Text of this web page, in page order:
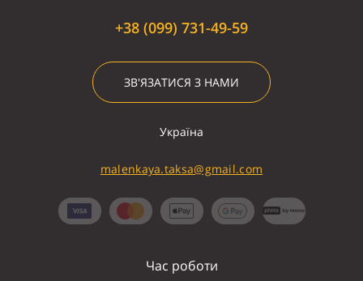
+38 (099) 731-49-59
ЗВ'ЯЗАТИСЯ З НАМИ
Україна
malenkaya.taksa@gmail.com
Час роботи